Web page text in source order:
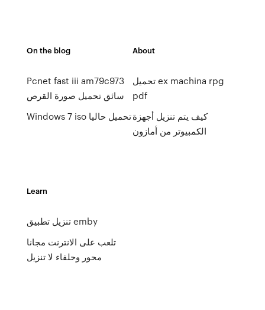
On the blog
Pcnet fast iii am79c973
سائق تحميل صورة القرص
Windows 7 iso تحميل حاليا
About
تحميل ex machina rpg
pdf
كيف يتم تنزيل أجهزة
الكمبيوتر من أمازون
Learn
تنزيل تطبيق emby
تلعب على الانترنت مجانا
محور وحلفاء لا تنزيل